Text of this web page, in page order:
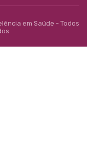
em Saúde - Todos